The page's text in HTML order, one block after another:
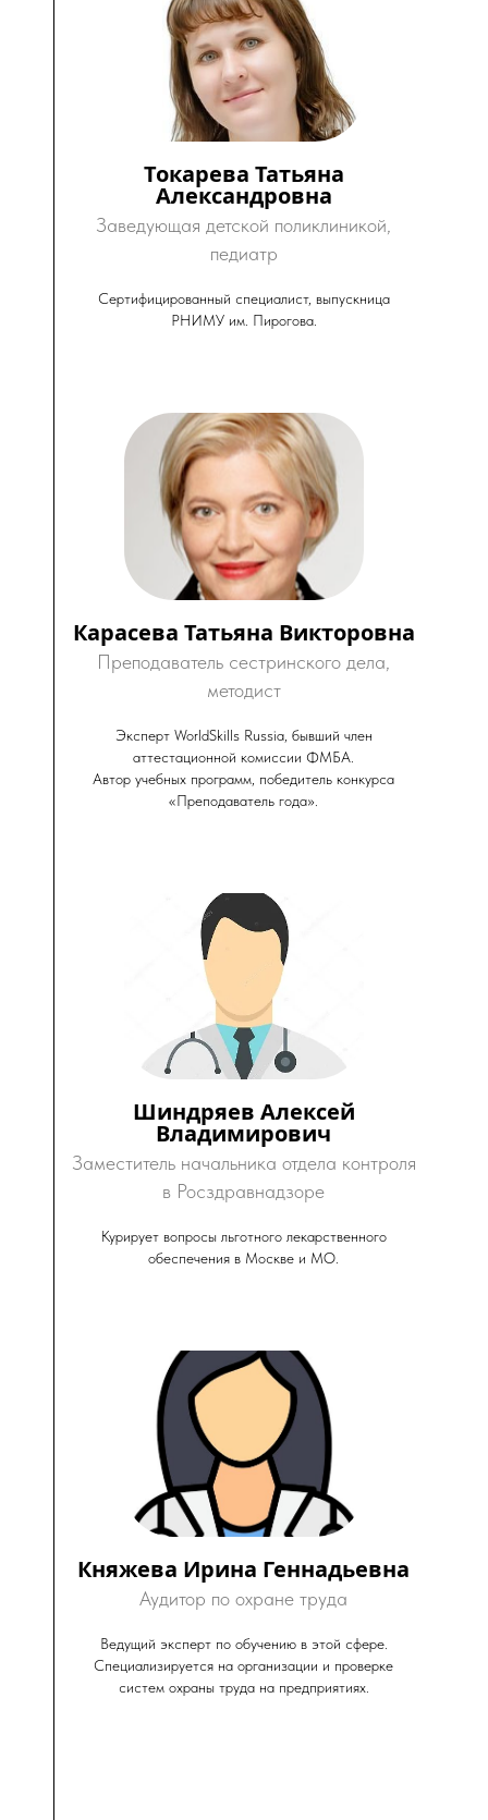
Токарева Татьяна
Александровна
Заведующая детской поликлиникой,
педиатр
Сертифицированный специалист, выпускница
РНИМУ им. Пирогова.
Карасева Татьяна Викторовна
Преподаватель сестринского дела,
методист
Эксперт WorldSkills Russia, бывший член
аттестационной комиссии ФМБА.
Автор учебных программ, победитель конкурса
«Преподаватель года».
Шиндряев Алексей
Владимирович
Заместитель начальника отдела контроля
в Росздравнадзоре
Курирует вопросы льготного лекарственного
обеспечения в Москве и МО.
Княжева Ирина Геннадьевна
Аудитор по охране труда
Ведущий эксперт по обучению в этой сфере.
Специализируется на организации и проверке
систем охраны труда на предприятиях.